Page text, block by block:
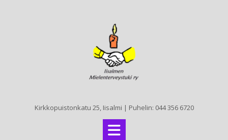
Kirkkopuistonkatu 25, Iisalmi | Puhelin: 044 356 6720